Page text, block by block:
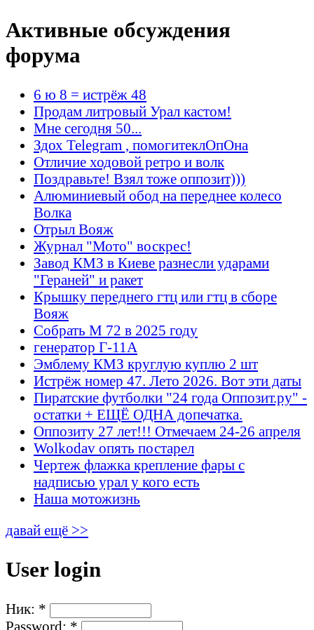
Активные обсуждения
форума
6 ю 8 = истрёж 48
Продам литровый Урал кастом!
Мне сегодня 50...
Здох Telegram , помогитеклОпОна
Отличие ходовой ретро и волк
Поздравьте! Взял тоже оппозит)))
Алюминиевый обод на переднее колесо
Волка
Отрыл Вояж
Журнал "Мото" воскрес!
Завод КМЗ в Киеве разнесли ударами
"Гераней" и ракет
Крышку переднего гтц или гтц в сборе
Вояж
Собрать М 72 в 2025 году
генератор Г-11А
Эмблему КМЗ круглую куплю 2 шт
Истрёж номер 47. Лето 2026. Вот эти даты
Пиратские футболки "24 года Оппозит.ру" -
остатки + ЕЩЁ ОДНА допечатка.
Оппозиту 27 лет!!! Отмечаем 24-26 апреля
Wolkodav опять постарел
Чертеж флажка крепление фары с
надписью урал у кого есть
Наша мотожизнь
давай ещё >>
User login
Ник: *
Password: *